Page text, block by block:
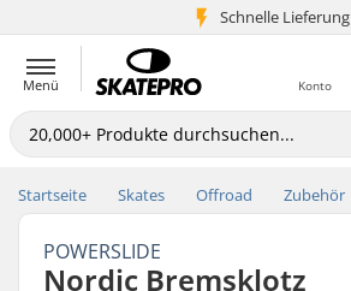
Schnelle Lieferung
5+ Mio. Kunden
Menü Konto
Startseite Skates Offroad Zubehör
POWERSLIDE
Nordic Bremsklotz